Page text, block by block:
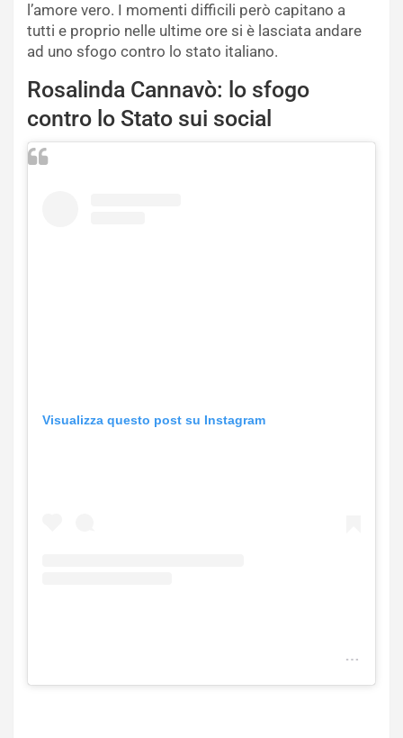
l’amore vero. I momenti difficili però capitano a
tutti e proprio nelle ultime ore si è lasciata andare
ad uno sfogo contro lo stato italiano.
Rosalinda Cannavò: lo sfogo
contro lo Stato sui social
Visualizza questo post su Instagram